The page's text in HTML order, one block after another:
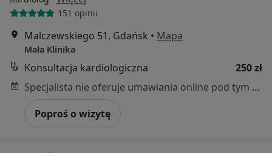
151 opinii
Malczewskiego 51, Gdańsk • Mapa
Mała Klinika
Konsultacja kardiologiczna
250 zł
Specjalista nie oferuje umawiania online pod tym adresem.
Poproś o wizytę